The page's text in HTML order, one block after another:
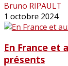
Bruno RIPAULT
1 octobre 2024
En France et
présents